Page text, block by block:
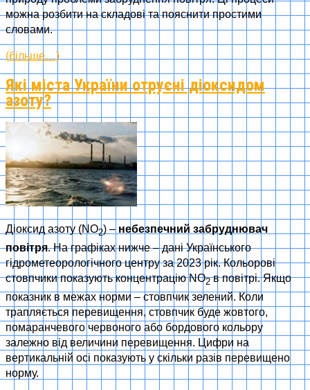
можна розбити на складові та пояснити простими
словами.
(більше…)
Які міста України отруєні діоксидом
азоту?
Діоксид азоту (NO2) – небезпечний забруднювач
повітря. На графіках нижче – дані Українського
гідрометеорологічного центру за 2023 рік. Кольорові
стовпчики показують концентрацію NO2в повітрі. Якщо
показник в межах норми – стовпчик зелений. Коли
трапляється перевищення, стовпчик буде жовтого,
помаранчевого червоного або бордового кольору
залежно від величини перевищення. Цифри на
вертикальній осі показують у скільки разів перевищено
норму.